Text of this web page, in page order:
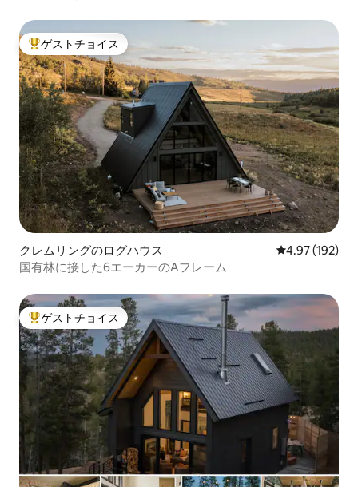
大好評のゲストチョイスです。
ゲストチョイス
クレムリングのログハウス レビュー192
4.97 (192)
国有林に接した6エーカーのAフレーム
大好評のゲストチョイスです。
ゲストチョイス